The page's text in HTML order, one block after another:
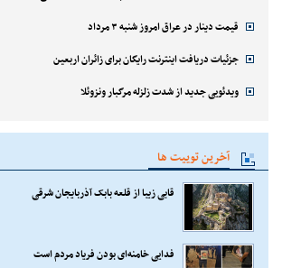
قیمت دینار در عراق امروز شنبه ۳ مرداد
جزئیات دریافت اینترنت رایگان برای زائران اربعین
ویدئویی جدید از شدت زلزله مرگبار ونزوئلا
آخرین توییت ها
قابی زیبا از قلعه بابک آذربایجان شرقی
فدایی خامنه‌ای بودن فریاد مردم است